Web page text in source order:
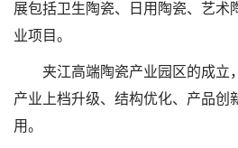
展包括卫生陶瓷、日用陶瓷、艺术
业项目。
夹江高端陶瓷产业园区的成立
产业上档升级、结构优化、产品创
用。